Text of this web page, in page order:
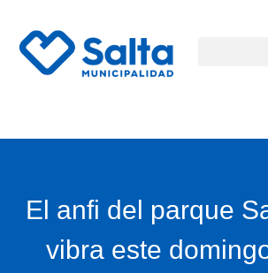
El anfi del parque
vibra este